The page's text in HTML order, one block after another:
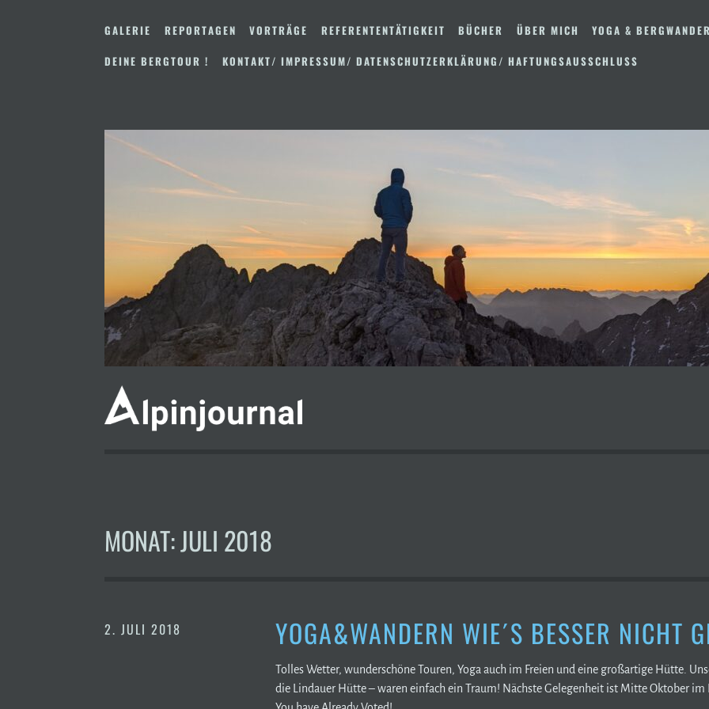
Inhalt
GALERIE REPORTAGEN VORTRÄGE REFERENTENTÄTIGKEIT BÜCHER ÜBER MICH
YOGA &
DEINE BERGTOUR !
KONTAKT/ IMPRESSUM/ DATENSCHUTZERKLÄRUNG/ HAFTUNGSAUSSCHLUSS
MONAT:JULI 2018
2. JULI 2018 YOGA&WANDERN WIE´S BESSER NICHT
Tolles Wetter, wunderschöne Touren, Yoga auch im Freien und eine großartige Hütte.
die Lindauer Hütte – waren einfach ein Traum! Nächste Gelegenheit ist Mitte Oktober im